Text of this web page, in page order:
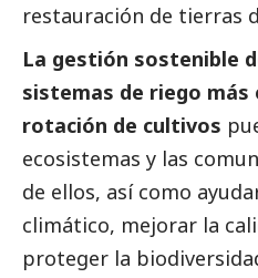
restauración de tierras
La gestión sostenible
sistemas de riego más
rotación de cultivos
ecosistemas y las
de ellos, así como
climático, mejorar la
proteger la